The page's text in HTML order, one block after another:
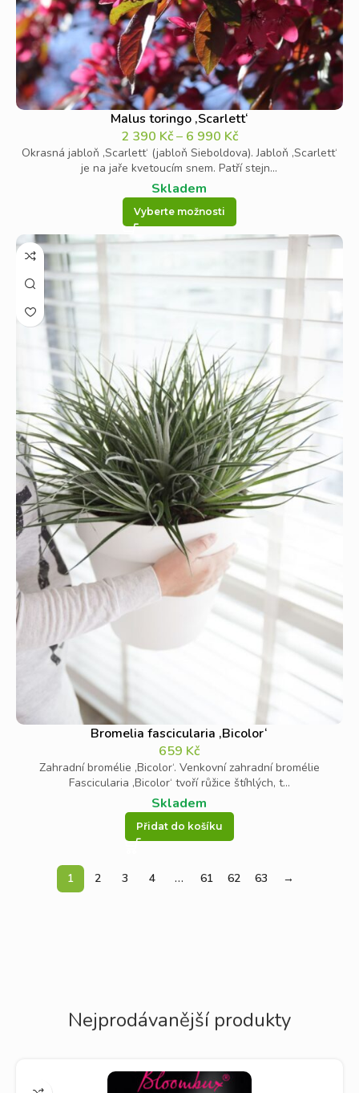
Malus toringo ‚Scarlett‘
2 390 Kč– 6 990 Kč
Okrasná jabloň ‚Scarlett‘ (jabloň Sieboldova). Jabloň ‚Scarlett‘
je na jaře kvetoucím snem. Patří stejn...
Skladem
Vyberte možnosti
Bromelia fascicularia ‚Bicolor‘
659 Kč
Zahradní bromélie ‚Bicolor‘. Venkovní zahradní bromélie
Fascicularia ‚Bicolor‘ tvoří růžice štíhlých, t...
Skladem
Přidat do košíku
1 2 3 4 … 61 62 63 →
Nejprodávanější produkty